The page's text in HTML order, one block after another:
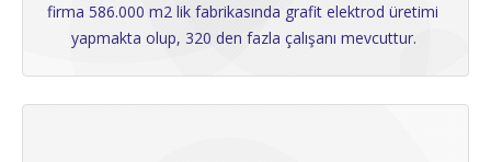
firma 586.000 m2 lik fabrikasında grafit elektrod üretimi
yapmakta olup, 320 den fazla çalışanı mevcuttur.